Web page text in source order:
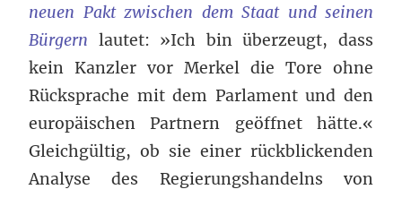
neuen Pakt zwischen dem Staat und seinen
Bürgern lautet: »Ich bin überzeugt, dass
kein Kanzler vor Merkel die Tore ohne
Rücksprache mit dem Parlament und den
europäischen Partnern geöffnet hätte.«
Gleichgültig, ob sie einer rückblickenden
Analyse des Regierungshandelns von